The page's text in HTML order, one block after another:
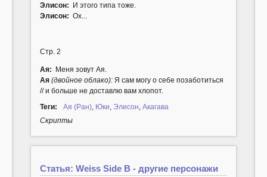
Элисон: И этого типа тоже.
Элисон: Ох...
Стр. 2
Ая: Меня зовут Ая.
Ая (двойное облако): Я сам могу о себе позаботиться
// и больше не доставлю вам хлопот.
Теги:
Ая (Ран) Юки Элисон Акагава
Cкрипты
Статья: Weiss Side B - другие персонажи